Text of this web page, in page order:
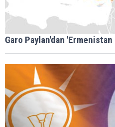
Garo Paylan'dan